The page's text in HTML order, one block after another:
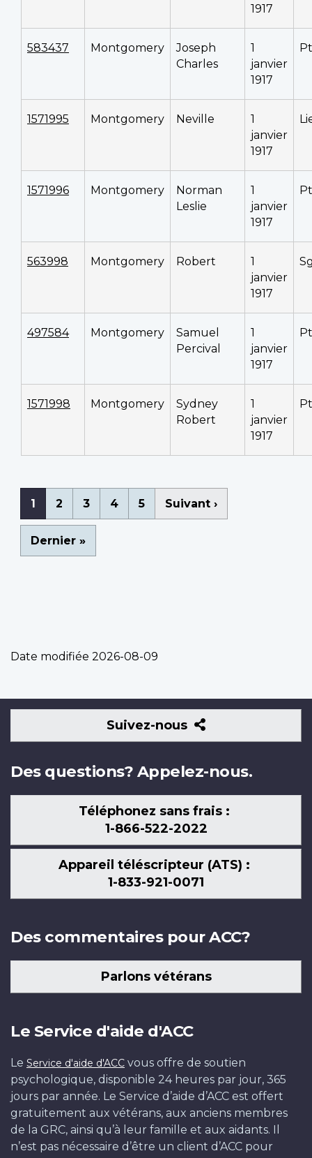
1917
583437 Montgomery
Joseph
Charles
1
janvier
1917
1571995 Montgomery Neville
1
janvier
1917
1571996 Montgomery
Norman
Leslie
1
janvier
1917
563998 Montgomery Robert
1
janvier
1917
497584 Montgomery
Samuel
Percival
1
janvier
1917
1571998 Montgomery
Sydney
Robert
1
janvier
1917
Pagination
Page
courante
1 Page
2 Page
3 Page
4 Page
5
Page
suivante
Suivant ›
Dernière
page
Dernier »
Date modifiée 2026-08-09
Suivez-nous
Suivez-
nous
Des questions? Appelez-nous.
Téléphonez sans frais :
1-866-522-2022
Appareil téléscripteur (ATS) :
1-833-921-0071
Des commentaires pour ACC?
Parlons vétérans
Le Service d'aide d'ACC
Le Service d'aide d'ACC vous offre de soutien
psychologique, disponible 24 heures par jour, 365
jours par année. Le Service d’aide d’ACC est offert
gratuitement aux vétérans, aux anciens membres
de la GRC, ainsi qu’à leur famille et aux aidants. Il
n’est pas nécessaire d’être un client d’ACC pour